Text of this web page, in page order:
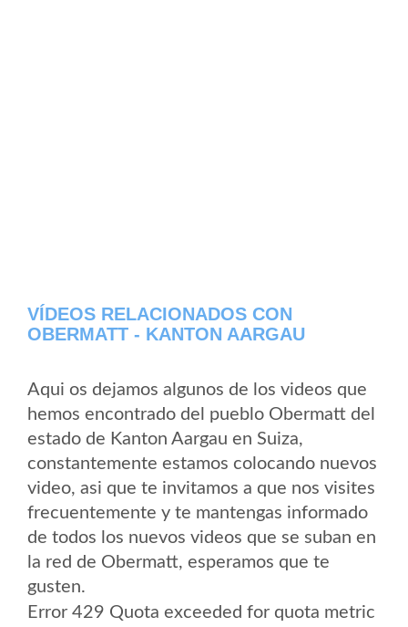
VÍDEOS RELACIONADOS CON
OBERMATT - KANTON AARGAU
Aqui os dejamos algunos de los videos que
hemos encontrado del pueblo Obermatt del
estado de Kanton Aargau en Suiza,
constantemente estamos colocando nuevos
video, asi que te invitamos a que nos visites
frecuentemente y te mantengas informado
de todos los nuevos videos que se suban en
la red de Obermatt, esperamos que te
gusten.
Error 429 Quota exceeded for quota metric